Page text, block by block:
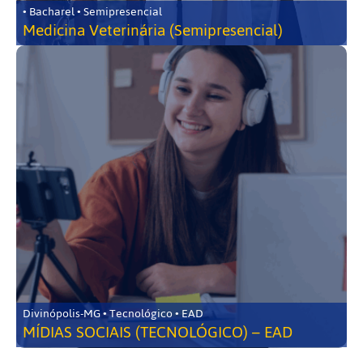
• Bacharel • Semipresencial
Medicina Veterinária (Semipresencial)
Divinópolis-MG • Tecnológico • EAD
MÍDIAS SOCIAIS (TECNOLÓGICO) – EAD